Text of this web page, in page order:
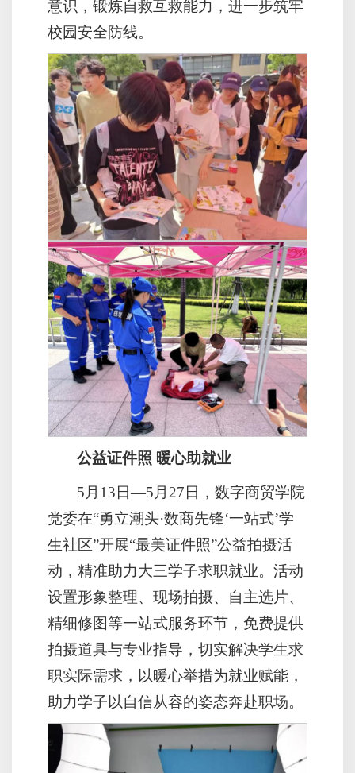
意识，锻炼自救互救能力，进一步筑牢
校园安全防线。
公益证件照 暖心助就业
5月13日—5月27日，数字商贸学院
党委在“勇立潮头·数商先锋‘一站式’学
生社区”开展“最美证件照”公益拍摄活
动，精准助力大三学子求职就业。活动
设置形象整理、现场拍摄、自主选片、
精细修图等一站式服务环节，免费提供
拍摄道具与专业指导，切实解决学生求
职实际需求，以暖心举措为就业赋能，
助力学子以自信从容的姿态奔赴职场。